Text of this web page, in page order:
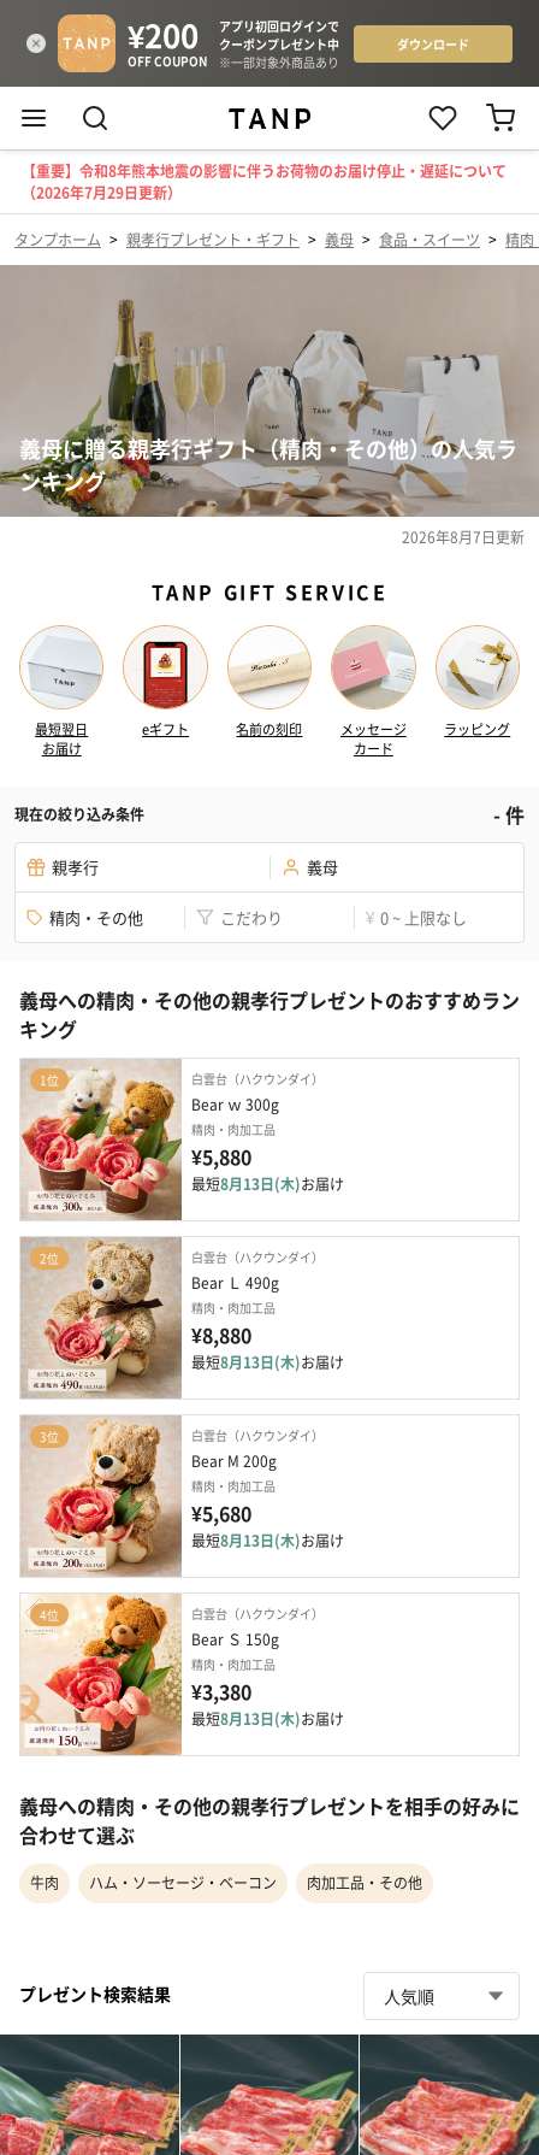
【重要】令和8年熊本地震の影響に伴うお荷物のお届け停止・遅延について
（2026年7月29日更新）
タンプホーム > 親孝行プレゼント・ギフト > 義母 > 食品・スイーツ > 精肉
義母に贈る親孝行ギフト（精肉・その他）の人気ラ
ンキング
2026年8月7日更新
TANP GIFT SERVICE
最短翌日
お届け
eギフト 名前の刻印
メッセージ
カード
ラッピング
現在の絞り込み条件 -件
親孝行 義母
精肉・その他 こだわり ¥ 0 ~ 上限なし
義母への精肉・その他の親孝行プレゼントのおすすめラン
キング
1位 白雲台（ハクウンダイ）
Bear ｗ 300g
精肉・肉加工品
¥5,880
最短8月13日(木)お届け
2位 白雲台（ハクウンダイ）
Bear Ｌ 490g
精肉・肉加工品
¥8,880
最短8月13日(木)お届け
3位 白雲台（ハクウンダイ）
Bear M 200g
精肉・肉加工品
¥5,680
最短8月13日(木)お届け
4位 白雲台（ハクウンダイ）
Bear Ｓ 150g
精肉・肉加工品
¥3,380
最短8月13日(木)お届け
義母への精肉・その他の親孝行プレゼントを相手の好みに
合わせて選ぶ
牛肉 ハム・ソーセージ・ベーコン 肉加工品・その他
プレゼント検索結果